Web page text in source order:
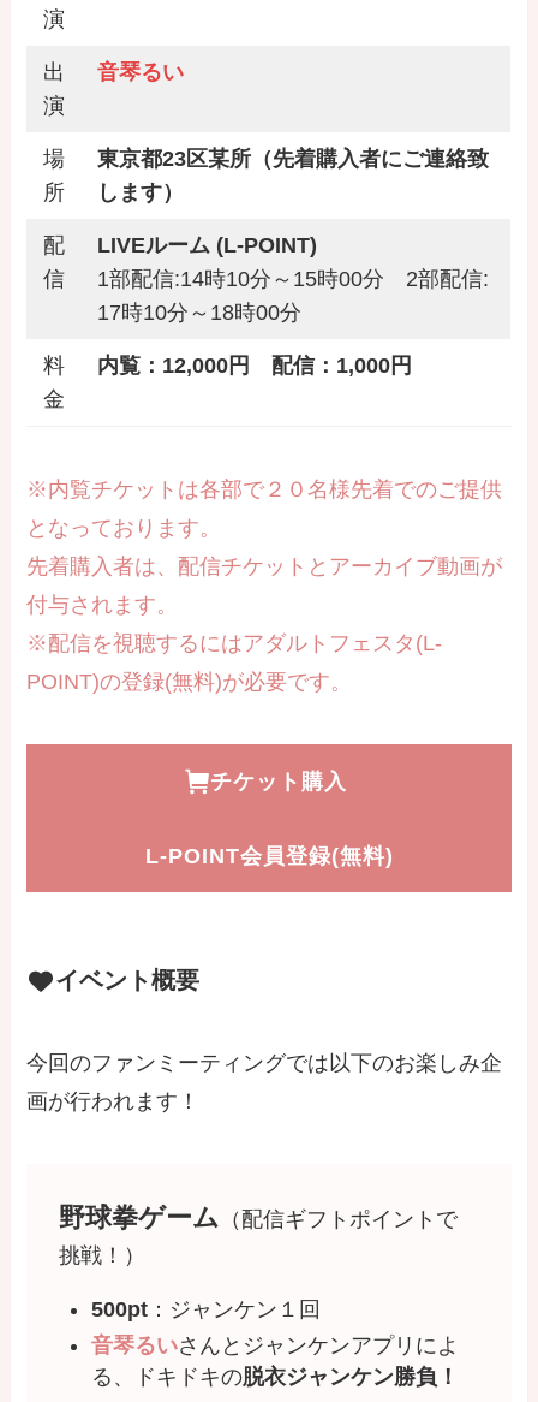
演
出
演
音琴るい
場
所
東京都23区某所（先着購入者にご連絡致
します）
配
信
LIVEルーム (L-POINT)
1部配信:14時10分～15時00分 2部配信:
17時10分～18時00分
料
金
内覧：12,000円 配信：1,000円
※内覧チケットは各部で２０名様先着でのご提供
となっております。
先着購入者は、配信チケットとアーカイブ動画が
付与されます。
※配信を視聴するにはアダルトフェスタ(L-
POINT)の登録(無料)が必要です。
チケット購入
L-POINT会員登録(無料)
イベント概要
今回のファンミーティングでは以下のお楽しみ企
画が行われます！
野球拳ゲーム
（配信ギフトポイントで
挑戦！）
500pt ：ジャンケン１回
音琴るいさんとジャンケンアプリによ
る、ドキドキの脱衣ジャンケン勝負！